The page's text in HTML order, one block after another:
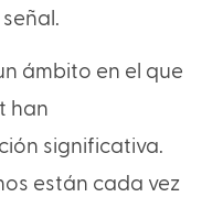
ámbito en el que
han
significativa.
están cada vez